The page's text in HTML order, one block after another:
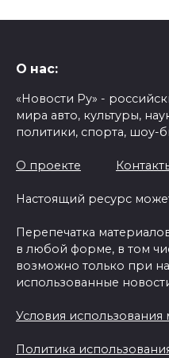
О нас:
«Новости Ру» -
мира авто, культуры,
политики, спорта, шоу-
О проекте
Настоящий ресурс
Перепечатка
в любой форме, в том
возможно только при
использованные
Условия
Политика